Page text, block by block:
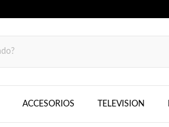
ACCESORIOS TELEVISION